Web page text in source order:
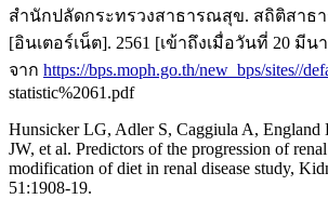
สำนักปลัดกระทรวงสาธารณสุข. สถิติสาธ
[อินเตอร์เน็ต]. 2561 [เข้าถึงเมื่อวันที่ 20 มีน
จาก https://bps.moph.go.th/new_bps/sites//
statistic%2061.pdf
Hunsicker LG, Adler S, Caggiula A, England
JW, et al. Predictors of the progression of
modification of diet in renal disease study,
51:1908-19.